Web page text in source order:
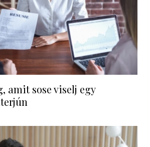
amit sose viselj egy